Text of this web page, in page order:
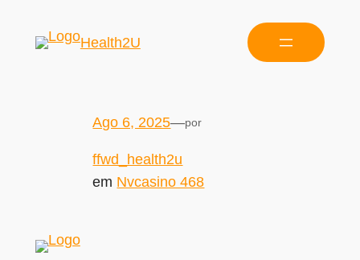
Health2U
Ago 6, 2025—por
ffwd_health2u
em Nvcasino 468